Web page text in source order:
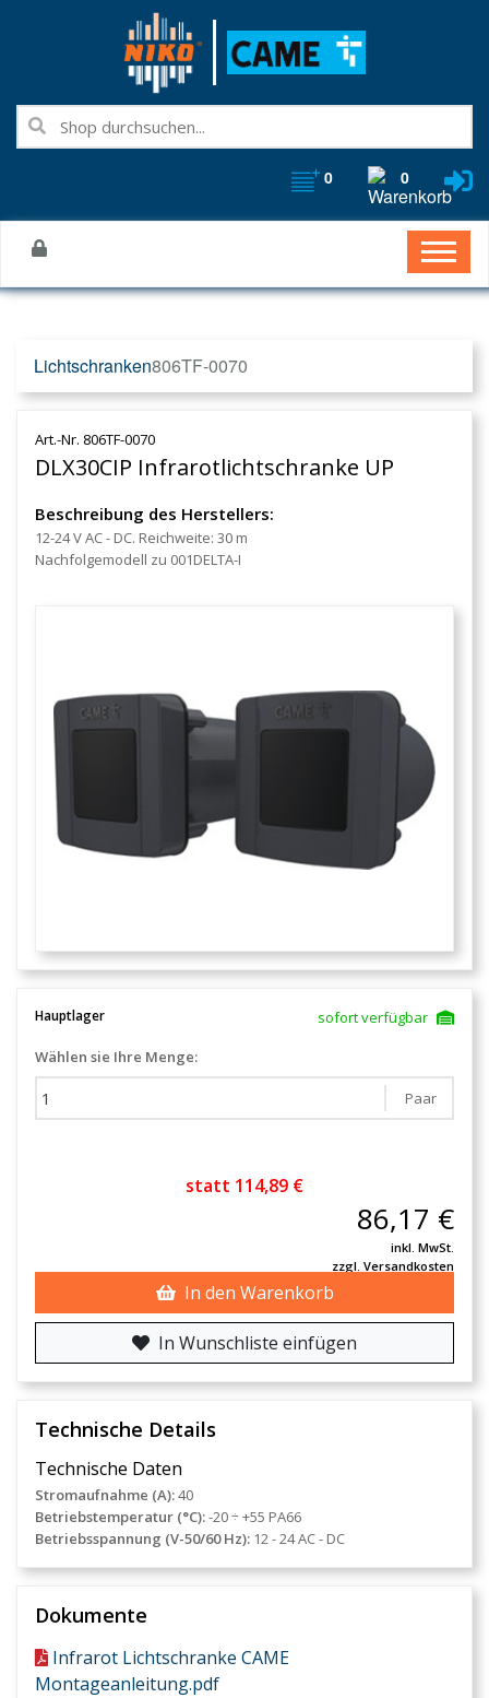
0 0
Lichtschranken806TF-0070
Art.-Nr. 806TF-0070
DLX30CIP Infrarotlichtschranke UP
Beschreibung des Herstellers:
12-24 V AC - DC. Reichweite: 30 m
Nachfolgemodell zu 001DELTA-I
Hauptlager
sofort verfügbar
Wählen sie Ihre Menge:
Paar
statt 114,89 €
86,17 €
inkl. MwSt.
zzgl. Versandkosten
In den Warenkorb
In Wunschliste einfügen
Technische Details
Technische Daten
Stromaufnahme (A):40
Betriebstemperatur (°C):-20 ÷ +55 PA66
Betriebsspannung (V-50/60 Hz): 12 - 24 AC - DC
Dokumente
Infrarot Lichtschranke CAME
Montageanleitung.pdf